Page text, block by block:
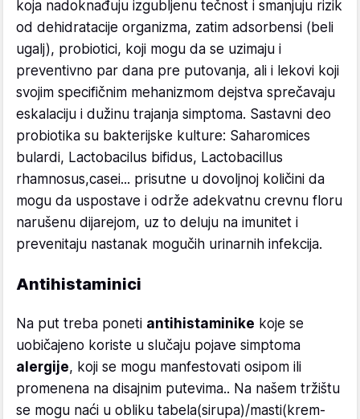
koja nadoknađuju izgubljenu tečnost i smanjuju rizik
od dehidratacije organizma, zatim adsorbensi (beli
ugalj), probiotici, koji mogu da se uzimaju i
preventivno par dana pre putovanja, ali i lekovi koji
svojim specifičnim mehanizmom dejstva sprečavaju
eskalaciju i dužinu trajanja simptoma. Sastavni deo
probiotika su bakterijske kulture: Saharomices
bulardi, Lactobacilus bifidus, Lactobacillus
rhamnosus,casei... prisutne u dovoljnoj količini da
mogu da uspostave i održe adekvatnu crevnu floru
narušenu dijarejom, uz to deluju na imunitet i
prevenitaju nastanak mogučih urinarnih infekcija.
Antihistaminici
Na put treba poneti antihistaminike koje se
uobičajeno koriste u slučaju pojave simptoma
alergije, koji se mogu manfestovati osipom ili
promenena na disajnim putevima.. Na našem tržištu
se mogu naći u obliku tabela(sirupa)/masti(krem-